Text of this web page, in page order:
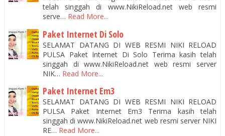
telah singgah di www.NikiReload.net web resmi
serve… Read More...
Paket Internet Di Solo
SELAMAT DATANG DI WEB RESMI NIKI RELOAD
PULSA Paket Internet Di Solo Terima kasih telah
singgah di www.NikiReload.net web resmi server
NIK… Read More...
Paket Internet Em3
SELAMAT DATANG DI WEB RESMI NIKI RELOAD
PULSA Paket Internet Em3 Terima kasih telah
singgah di www.NikiReload.net web resmi server NIKI
RE… Read More...